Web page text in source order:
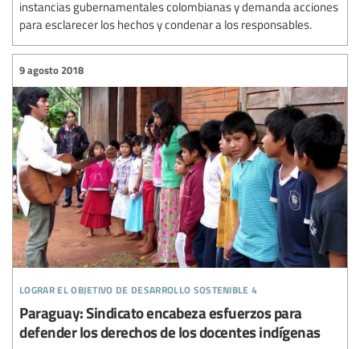
instancias gubernamentales colombianas y demanda acciones
para esclarecer los hechos y condenar a los responsables.
lograr el objetivo de desarrollo sostenible 4
9 agosto 2018
Paraguay: Sindicato encabeza esfuerzos para
defender los derechos de los docentes indígenas